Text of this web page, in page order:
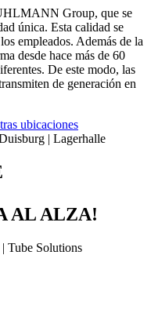
Group, que se
única. Esta calidad se
empleados. Además de la
desde hace más de 60
De este modo, las
de generación en
ubicaciones
AL ALZA!